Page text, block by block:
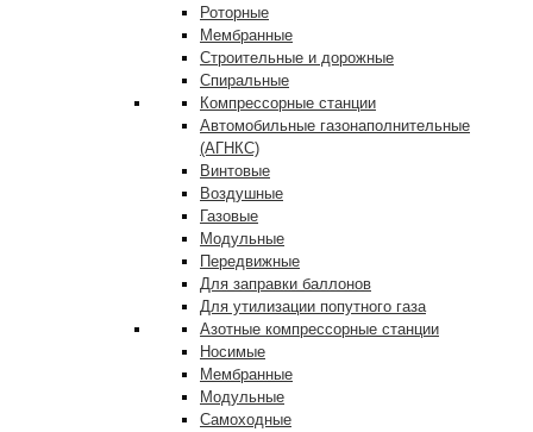
Роторные
Мембранные
Строительные и дорожные
Спиральные
Компрессорные станции
Автомобильные газонаполнительные
(АГНКС)
Винтовые
Воздушные
Газовые
Модульные
Передвижные
Для заправки баллонов
Для утилизации попутного газа
Азотные компрессорные станции
Носимые
Мембранные
Модульные
Самоходные